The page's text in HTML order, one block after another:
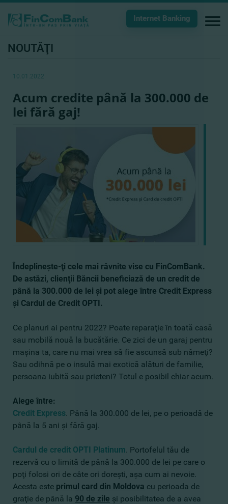
Internet Banking
NOUTĂŢI
10.01.2022
Acum credite până la 300.000 de
lei fără gaj!
Îndeplineşte-ţi cele mai râvnite vise cu FinComBank.
De astăzi, clienţii Băncii beneficiază de un credit de
până la 300.000 de lei şi pot alege între Credit Express
şi Cardul de Credit OPTI.
Ce planuri ai pentru 2022? Poate reparaţie în toată casă
sau mobilă nouă la bucătărie. Ce zici de un garaj pentru
maşina ta, care nu mai vrea să fie ascunsă sub nămeţi?
Sau odihnă pe o insulă mai exotică alături de familie,
persoana iubită sau prieteni? Totul e posibil chiar acum.
Alege între:
Credit Express. Până la 300.000 de lei, pe o perioadă de
până la 5 ani şi fără gaj.
Cardul de credit OPTI Platinum. Portofelul tău de
rezervă cu o limită de până la 300.000 de lei pe care o
poţi folosi ori de câte ori doreşti, aşa cum ai nevoie.
Acesta este primul card din Moldova cu perioada de
graţie de până la 90 de zile şi posibilitatea de a avea